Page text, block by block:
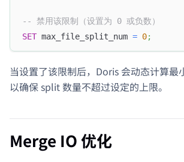
-- 禁用该限制（设置为 0 或负数）
SET max_file_split_num = 0;
当设置了该限制后，Doris 会动态计算最
以确保 split 数量不超过设定的上限。
Merge IO 优化